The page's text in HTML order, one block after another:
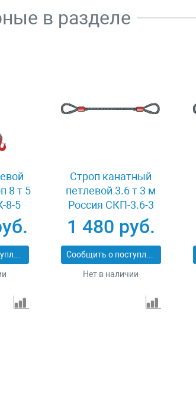
в разделе
8 т 5
8-5
Сообщить о поступлении
Строп канатный
петлевой 3.6 т 3 м
Россия СКП-3.6-3
1 480 руб.
Сообщить о поступлении
Нет в наличии